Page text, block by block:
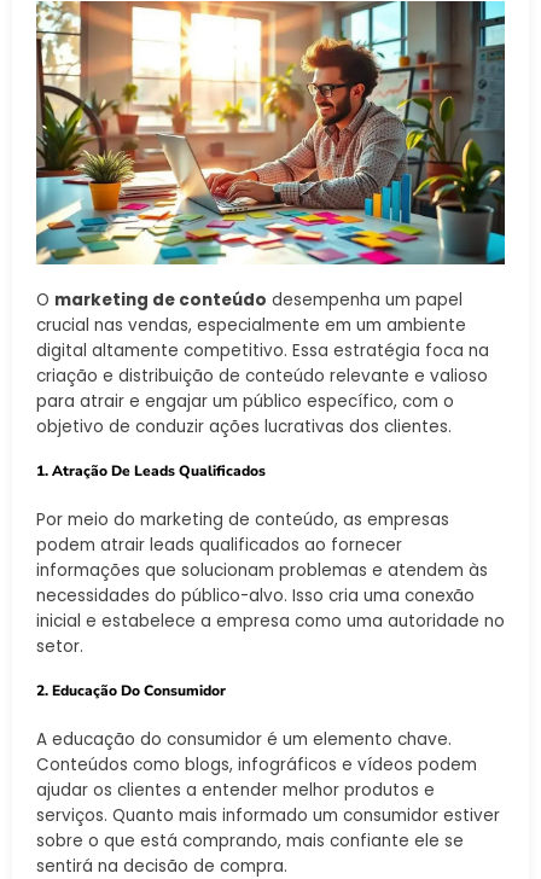
O marketing de conteúdo desempenha um papel
crucial nas vendas, especialmente em um ambiente
digital altamente competitivo. Essa estratégia foca na
criação e distribuição de conteúdo relevante e valioso
para atrair e engajar um público específico, com o
objetivo de conduzir ações lucrativas dos clientes.
1. Atração De Leads Qualificados
Por meio do marketing de conteúdo, as empresas
podem atrair leads qualificados ao fornecer
informações que solucionam problemas e atendem às
necessidades do público-alvo. Isso cria uma conexão
inicial e estabelece a empresa como uma autoridade no
setor.
2. Educação Do Consumidor
A educação do consumidor é um elemento chave.
Conteúdos como blogs, infográficos e vídeos podem
ajudar os clientes a entender melhor produtos e
serviços. Quanto mais informado um consumidor estiver
sobre o que está comprando, mais confiante ele se
sentirá na decisão de compra.